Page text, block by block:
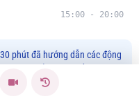
15:00 - 20:00
phút đã hướng dẫn các động
xoắn thân, đến việc